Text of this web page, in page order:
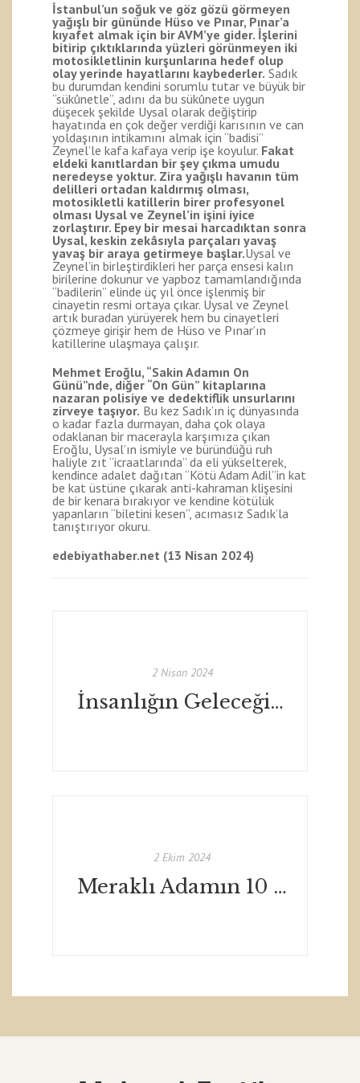
İstanbul’un soğuk ve göz gözü görmeyen
yağışlı bir gününde Hüso ve Pınar, Pınar’a
kıyafet almak için bir AVM’ye gider. İşlerini
bitirip çıktıklarında yüzleri görünmeyen iki
motosikletlinin kurşunlarına hedef olup
olay yerinde hayatlarını kaybederler. Sadık
bu durumdan kendini sorumlu tutar ve büyük bir
“sükûnetle”, adını da bu sükûnete uygun
düşecek şekilde Uysal olarak değiştirip
hayatında en çok değer verdiği karısının ve can
yoldaşının intikamını almak için “badisi”
Zeynel’le kafa kafaya verip işe koyulur. Fakat
eldeki kanıtlardan bir şey çıkma umudu
neredeyse yoktur. Zira yağışlı havanın tüm
delilleri ortadan kaldırmış olması,
motosikletli katillerin birer profesyonel
olması Uysal ve Zeynel’in işini iyice
zorlaştırır. Epey bir mesai harcadıktan sonra
Uysal, keskin zekâsıyla parçaları yavaş
yavaş bir araya getirmeye başlar.Uysal ve
Zeynel’in birleştirdikleri her parça ensesi kalın
birilerine dokunur ve yapboz tamamlandığında
“badilerin” elinde üç yıl önce işlenmiş bir
cinayetin resmi ortaya çıkar. Uysal ve Zeynel
artık buradan yürüyerek hem bu cinayetleri
çözmeye girişir hem de Hüso ve Pınar’ın
katillerine ulaşmaya çalışır.
Mehmet Eroğlu, “Sakin Adamın On
Günü”nde, diğer “On Gün” kitaplarına
nazaran polisiye ve dedektiflik unsurlarını
zirveye taşıyor. Bu kez Sadık’ın iç dünyasında
o kadar fazla durmayan, daha çok olaya
odaklanan bir macerayla karşımıza çıkan
Eroğlu, Uysal’ın ismiyle ve büründüğü ruh
haliyle zıt “icraatlarında” da eli yükselterek,
kendince adalet dağıtan “Kötü Adam Adil”in kat
be kat üstüne çıkarak anti-kahraman klişesini
de bir kenara bırakıyor ve kendine kötülük
yapanların “biletini kesen”, acımasız Sadık’la
tanıştırıyor okuru.
edebiyathaber.net (13 Nisan 2024)
2 Nisan 2024
İnsanlığın Geleceği Hakkında Bilimkurgu Ne Diyor?: Ruhun Parmak İzi – Varlıklar 1
2 Ekim 2024
Meraklı Adamın 10 Günü filmi 7 Kasım 2024 tarihinde Netflix'te